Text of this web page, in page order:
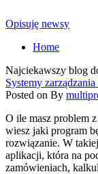
Opisuję newsy
Home
Najciekawszy blog
Systemy
Posted on By
O ile masz problem
wiesz jaki program
rozwiązanie. W
aplikacji, która na
zamówieniach,